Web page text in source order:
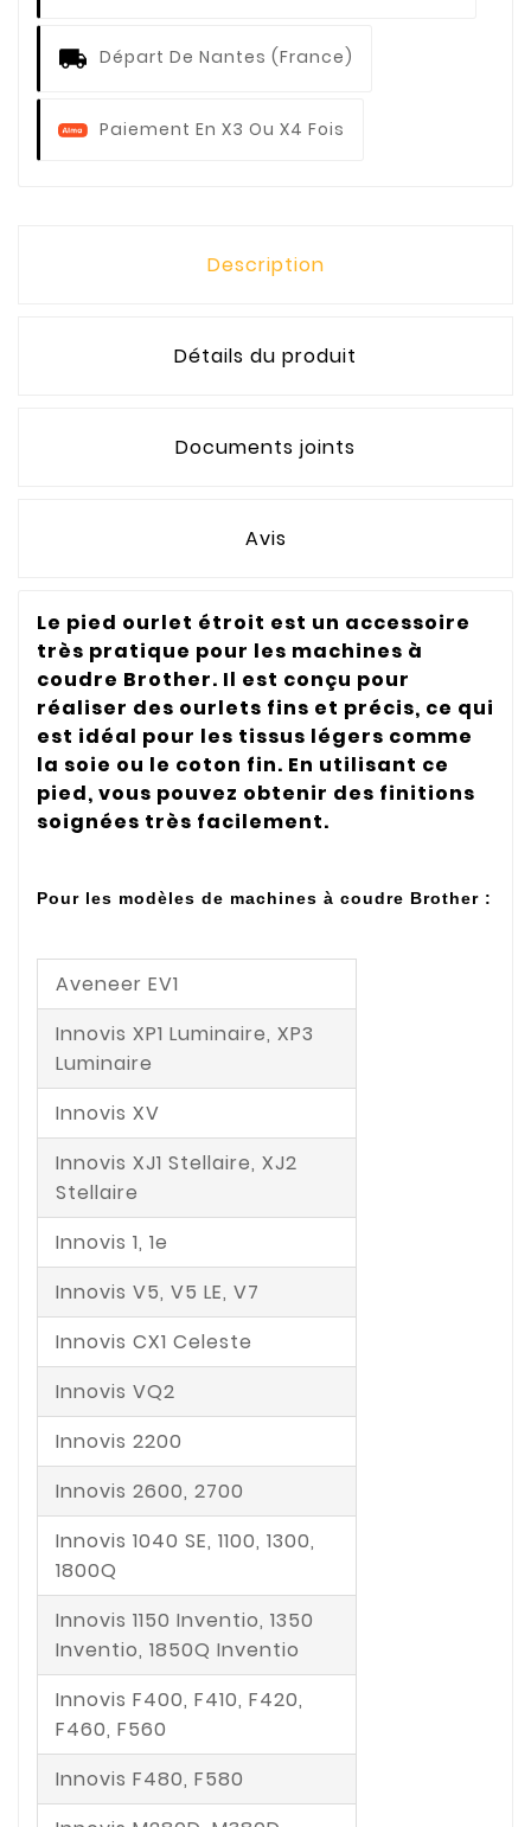
Départ De Nantes (France)
Paiement En X3 Ou X4 Fois
Description
Détails du produit
Documents joints
Avis
Le pied ourlet étroit est un accessoire
très pratique pour les machines à
coudre Brother. Il est conçu pour
réaliser des ourlets fins et précis, ce qui
est idéal pour les tissus légers comme
la soie ou le coton fin. En utilisant ce
pied, vous pouvez obtenir des finitions
soignées très facilement.
Pour les modèles de machines à coudre Brother :
Aveneer EV1
Innovis XP1 Luminaire, XP3
Luminaire
Innovis XV
Innovis XJ1 Stellaire, XJ2
Stellaire
Innovis 1, 1e
Innovis V5, V5 LE, V7
Innovis CX1 Celeste
Innovis VQ2
Innovis 2200
Innovis 2600, 2700
Innovis 1040 SE, 1100, 1300,
1800Q
Innovis 1150 Inventio, 1350
Inventio, 1850Q Inventio
Innovis F400, F410, F420,
F460, F560
Innovis F480, F580